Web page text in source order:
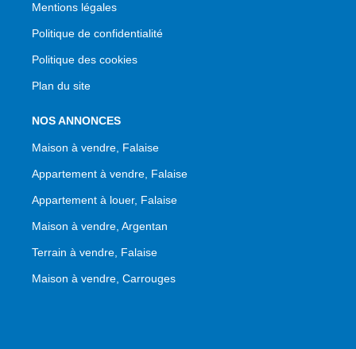
Mentions légales
Politique de confidentialité
Politique des cookies
Plan du site
NOS ANNONCES
Maison à vendre, Falaise
Appartement à vendre, Falaise
Appartement à louer, Falaise
Maison à vendre, Argentan
Terrain à vendre, Falaise
Maison à vendre, Carrouges